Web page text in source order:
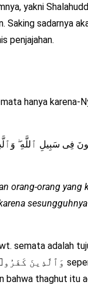
yakni
sadarnya
penjajahan.
hanya karena-
فِى سَبِيلِ ٱللَّهِ
orang-orang yang
bahwa thaghut itu